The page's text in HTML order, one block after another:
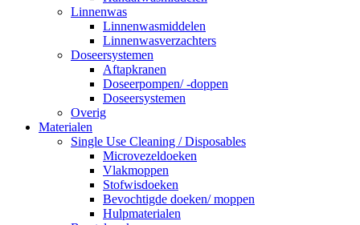
Linnenwas
Linnenwasmiddelen
Linnenwasverzachters
Doseersystemen
Aftapkranen
Doseerpompen/ -doppen
Doseersystemen
Overig
Materialen
Single Use Cleaning / Disposables
Microvezeldoeken
Vlakmoppen
Stofwisdoeken
Bevochtigde doeken/ moppen
Hulpmaterialen